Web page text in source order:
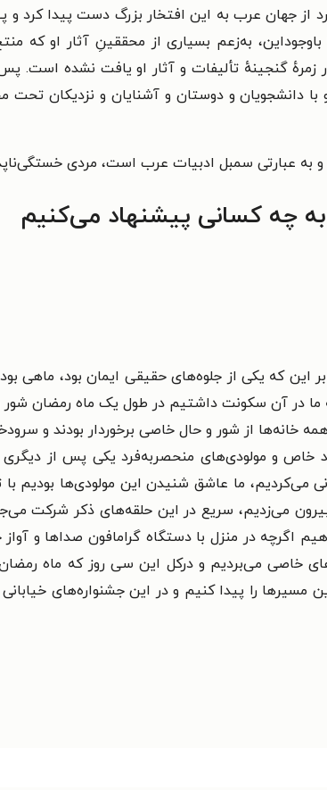
از جهان عرب به این افتخار بزرگ دست پیدا کرد و
باوجوداین، به‌زعم بسیاری از محققینِ آثار او که
زمره‌ٔ گنجینهٔ تألیفات و آثار او یافت نشده است. پس
با دانشجویان و دوستان و آشنایان و نزدیکان
و به عبارتی سمبل ادبیات عرب است، مردی
چه کسانی پیشنهاد می‌کنیم
این که یکی از جلوه‌های حقیقی ایمان بود، ماهی
در آن سکونت داشتیم در طول یک ماه رمضان شور
خانه‌ها از شور و حال خاصی برخوردار بودند و
خاص و مولودی‌های منحصربه‌فرد یکی پس از دیگری
می‌کردیم، ما عاشق شنیدن این مولودی‌ها بودیم
می‌زدیم، سریع در این حلقه‌های ذکر شرکت
اگرچه در منزل با دستگاه گرامافون صداها و آواز
خاصی می‌بردیم و درکل این سی روز که ماه
مسیرها را پیدا کنیم و در این جشنواره‌های